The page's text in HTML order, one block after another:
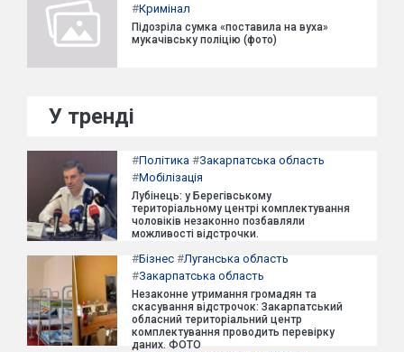
#Кримінал
Підозріла сумка «поставила на вуха»
мукачівську поліцію (фото)
У тренді
#Політика #Закарпатська область
#Мобілізація
Лубінець: у Берегівському
територіальному центрі комплектування
чоловіків незаконно позбавляли
можливості відстрочки.
#Бізнес #Луганська область
#Закарпатська область
Незаконне утримання громадян та
скасування відстрочок: Закарпатський
обласний територіальний центр
комплектування проводить перевірку
даних. ФОТО